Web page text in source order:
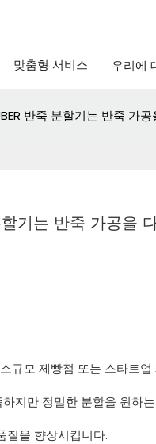
맞춤형 서비스 우리에
반죽 분할기는 반죽 가
기는 반죽 가공을
규모 제빵점 또는 스타트
지만 정밀한 분할을 원하
질을 향상시킵니다.